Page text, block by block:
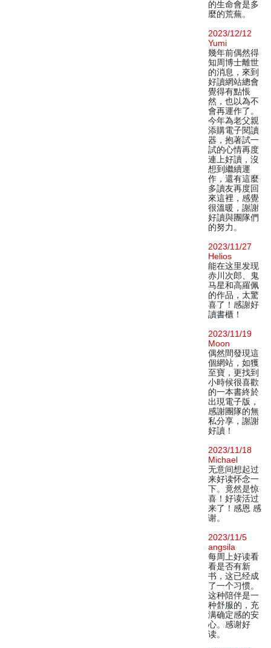
的生命會是多
麼的荒蕪。
2023/12/12
Yumi
幾年前偶然得
知周博士離世
的消息，來到
好讀網站總會
覺得有點悵
然，也以為不
會再運作了。
今年為老父親
添購電子閱讀
器，抱著試一
試的心情再度
連上好讀，沒
想到繼續運
作，還有這麼
多讀友再度回
來這裡，感覺
很溫暖，謝謝
好讀與團隊們
的努力。
2023/11/27
Helios
能在这里发现
赤川次郎、鬼
马星和高羅佩
的作品，太驚
喜了！感謝好
讀書櫃！
2023/11/19
Moon
偶然間發現這
個網站，如獲
至寶，更找到
小時候很喜歡
的一本書終於
出現電子版，
感謝團隊的無
私分享，謝謝
好讀！
2023/11/18
Michael
无意间想起过
来好读怀念一
下。竟然是惊
喜！好读活过
来了！感恩 感
谢。
2023/11/5
angsila
每周上好读看
看是否有新
书，这已经成
了一个习惯。
这种陪伴是一
种舒服的，充
满确定感的安
心。感谢好
读。